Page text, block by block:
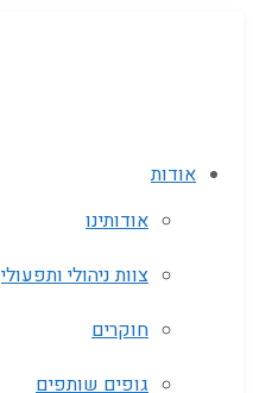
אודות
אודותינו
צוות ניהולי ותפעולי
חוקרים
גופים שותפים‬